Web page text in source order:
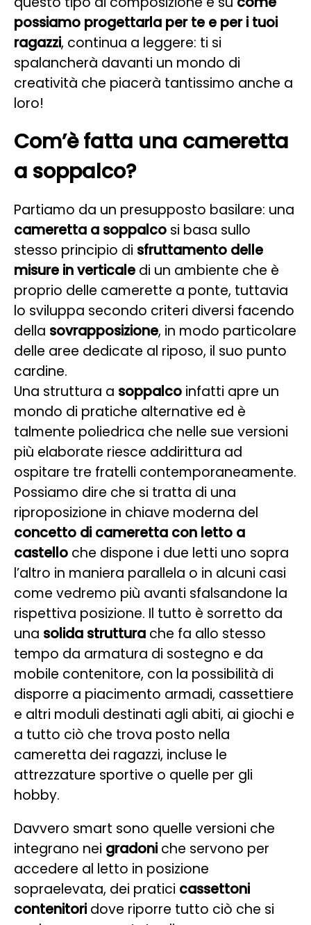
possiamo progettarla per te e per i tuoi
ragazzi, continua a leggere: ti si
spalancherà davanti un mondo di
creatività che piacerà tantissimo anche a
loro!
Com’è fatta una cameretta
a soppalco?
Partiamo da un presupposto basilare: una
cameretta a soppalco si basa sullo
stesso principio di sfruttamento delle
misure in verticale di un ambiente che è
proprio delle camerette a ponte, tuttavia
lo sviluppa secondo criteri diversi facendo
della sovrapposizione, in modo particolare
delle aree dedicate al riposo, il suo punto
cardine.
Una struttura a soppalco infatti apre un
mondo di pratiche alternative ed è
talmente poliedrica che nelle sue versioni
più elaborate riesce addirittura ad
ospitare tre fratelli contemporaneamente.
Possiamo dire che si tratta di una
riproposizione in chiave moderna del
concetto di cameretta con letto a
castello che dispone i due letti uno sopra
l’altro in maniera parallela o in alcuni casi
come vedremo più avanti sfalsandone la
rispettiva posizione. Il tutto è sorretto da
una solida struttura che fa allo stesso
tempo da armatura di sostegno e da
mobile contenitore, con la possibilità di
disporre a piacimento armadi, cassettiere
e altri moduli destinati agli abiti, ai giochi e
a tutto ciò che trova posto nella
cameretta dei ragazzi, incluse le
attrezzature sportive o quelle per gli
hobby.
Davvero smart sono quelle versioni che
integrano nei gradoni che servono per
accedere al letto in posizione
sopraelevata, dei pratici cassettoni
contenitori dove riporre tutto ciò che si